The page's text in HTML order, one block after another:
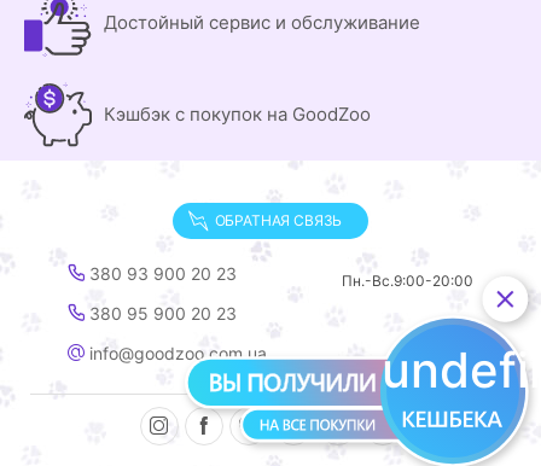
Достойный сервис и обслуживание
Кэшбэк с покупок на GoodZoo
ОБРАТНАЯ СВЯЗЬ
380 93 900 20 23
380 95 900 20 23
info@goodzoo.com.ua
Пн.-Вс.9:00-20:00